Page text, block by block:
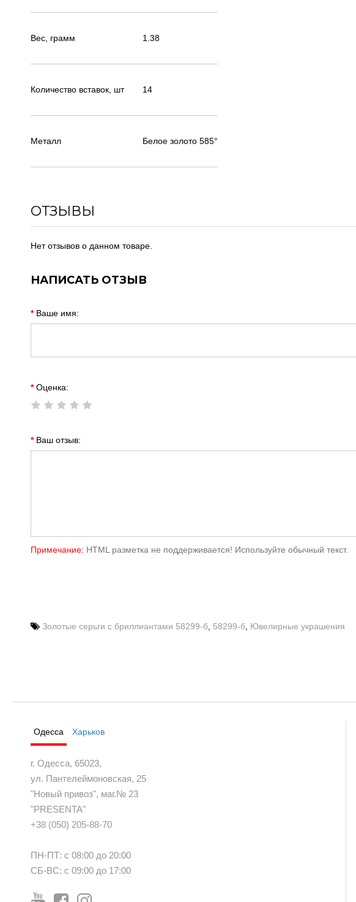
Вес, грамм 1.38
Количество вставок, шт 14
Металл Белое золото 585°
ОТЗЫВЫ
Нет отзывов о данном товаре.
НАПИСАТЬ ОТЗЫВ
Ваше имя:
Оценка:
Ваш отзыв:
Примечание: HTML разметка не поддерживается! Используйте обычный текст.
Золотые серьги с бриллиантами 58299-б 58299-б Ювелирные украшения
Одесса Харьков
г. Одесса, 65023,
ул. Пантелеймоновская, 25
"Новый привоз", маг.№ 23
"PRESENTA"
+38 (050) 205-88-70
ПН-ПТ: с 08:00 до 20:00
СБ-ВС: с 09:00 до 17:00